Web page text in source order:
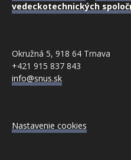
vedeckotechnických
Okružná 5, 918 64 Trnava
+421 915 837 843
info@snus.sk
Nastavenie cookies